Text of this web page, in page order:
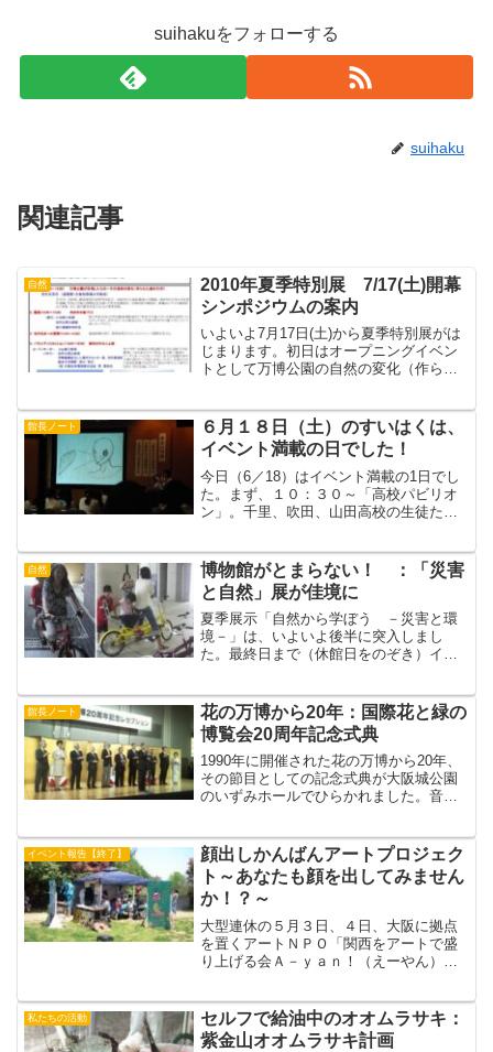
suihakuをフォローする
suihaku
関連記事
自然
2010年夏季特別展 7/17(土)開幕
シンポジウムの案内
いよいよ7月17日(土)から夏季特別展がは
じまります。初日はオープニングイベン
トとして万博公園の自然の変化（作られ
森など多数の森の設計を手がけられた造
園家・元鳥取環境...
館長ノート
６月１８日（土）のすいはくは、
イベント満載の日でした！
今日（6／18）はイベント満載の1日でし
た。まず、１０：３０～「高校パビリオ
ン」。千里、吹田、山田高校の生徒たち
「吹田くわい」、山ー「万博」につい
て、化学実験、歌や（英...
自然
博物館がとまらない！ ：「災害
と自然」展が佳境に
夏季展示「自然から学ぼう －災害と環
境－」は、いよいよ後半に突入しまし
た。最終日まで（休館日をのぞき）イベ
（8/10）も「タンデム自転車（＝二人乗
り自転車）に乗ろう」...
館長ノート
花の万博から20年：国際花と緑の
博覧会20周年記念式典
1990年に開催された花の万博から20年、
その節目としての記念式典が大阪城公園
のいずみホールでひらかれました。音楽
ていました。はじめは花より団子の大阪
人がそんなことやっ...
イベント報告【終了】
顔出しかんばんアートプロジェク
ト～あなたも顔を出してみません
か！？～
大型連休の５月３日、４日、大阪に拠点
を置くアートＮＰＯ「関西をアートで盛
り上げる会Ａ－ｙａｎ！（えーやん）」
ト』を、博物館で開催しました。そのワ
ークショップの様子をご紹...
私たちの活動
セルフで給油中のオオムラサキ：
紫金山オオムラサキ計画